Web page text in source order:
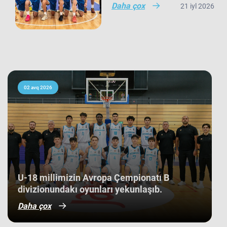
şəhərində təşkil olunan yarışda Anar
Sarıyevin rəhbərlik etdiyi U-20 milli
kollektivdən biri olan millimiz,
çempionatı 11-ci pillədə başa vurub.
Bu nəticə Azərbaycan basketbol
tarixində bir ilk kimi də statistikaya
düşüb. İlk baxışda yarışın tam
mərkəzində qərarlaşmaq adi bir
nəticə kimi görünsə də,
komandamızın yer aldığı qrupun
ağırlığı və rəqiblərin səviyyəsi bu
nəticənin adi bir nəticə olmadığını
göstərir. Bunu qrup mərhələsində
qarşılaşdığımız komandaların
çempionatın sonundakı yekun
mövqeləri də aydın sübut edir. Belə ki,
qrupdakı ən güclü rəqibimiz olan
İsveç millisi çempionatın bürünc
Daha çox 21 iyl 2026
02 avq 2026
U-18 millimizin Avropa Çempionatı B
divizionundakı oyunları yekunlaşıb.
Daha çox